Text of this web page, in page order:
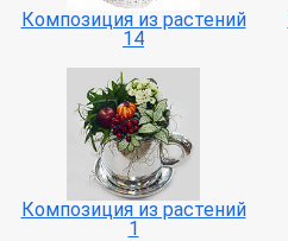
Композиция из растений
14
Композиция из растений
1